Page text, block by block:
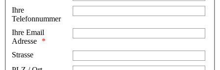
Ihre
Telefonnummer
Ihre Email
Adresse
Strasse